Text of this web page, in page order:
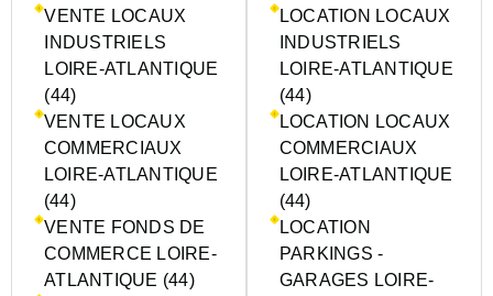
VENTE LOCAUX
INDUSTRIELS
LOIRE-ATLANTIQUE
(44)
VENTE LOCAUX
COMMERCIAUX
LOIRE-ATLANTIQUE
(44)
VENTE FONDS DE
COMMERCE LOIRE-
ATLANTIQUE (44)
LOCATION LOCAUX
INDUSTRIELS
LOIRE-ATLANTIQUE
(44)
LOCATION LOCAUX
COMMERCIAUX
LOIRE-ATLANTIQUE
(44)
LOCATION
PARKINGS -
GARAGES LOIRE-